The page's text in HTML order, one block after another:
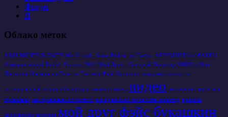
Форум
Я
Облако меток
ARGUMENTS & FACTS My Friend - Snow Pedestrian Twitter АРГУМЕНТЫ и ФАКТЫ
Антикризисный Ликбез Лондон 2012 Мой Друг - Снежный Пешеход ОКНО в Мир
Познания Олимпиада Счастье Твиттер Фэйс Букашкин аккаунты анекдоты
антикризисный спецназ беспредел взаимопомощь видео выживание звуки как
правильно как правильно почистить как правильно почистить монитор кризисы
кроссворды мелодии мой друг фэйс букашкин